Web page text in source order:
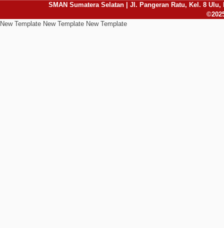
SMAN Sumatera Selatan | Jl. Pangeran Ratu, Kel. 8 Ulu,
New Template New Template New Template